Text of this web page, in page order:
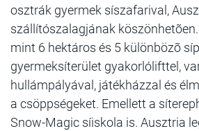
osztrák gyermek síszafarival,
szállítószalagjának
mint 6 hektáros és 5 különbözõ
gyermeksíterület gyakorlólifttel,
hullámpályával, játékházzal és
a csöppségeket. Emellett a
Snow-Magic síiskola is. Ausztria